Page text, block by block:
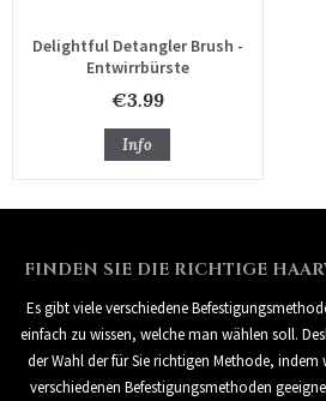
Delightful Detangler Brush -
Entwirrbürste
€3.99
Info
FINDEN SIE DIE RICHTIGE
Es gibt viele verschiedene
einfach zu wissen, welche man wählen soll.
der Wahl der für Sie richtigen Methode, indem
verschiedenen Befestigungsmethoden